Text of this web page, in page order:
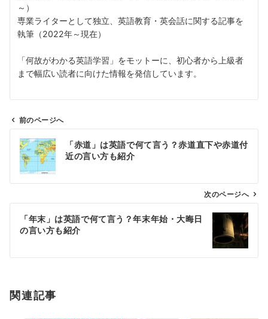
～）
専業ライターとして独立、英語教育・英会話に関する記事を
執筆（2022年～現在）
「何故がわかる英語学習」をモットーに、初心者から上級者
まで幅広い読者に向けた情報を発信しています。
ン
前のページへ
「赤道」は英語で何て言う？赤道直下や赤道付
近の言い方も紹介
次のページへ
「年末」は英語で何て言う？年末年始・大晦日
の言い方も紹介
関連記事